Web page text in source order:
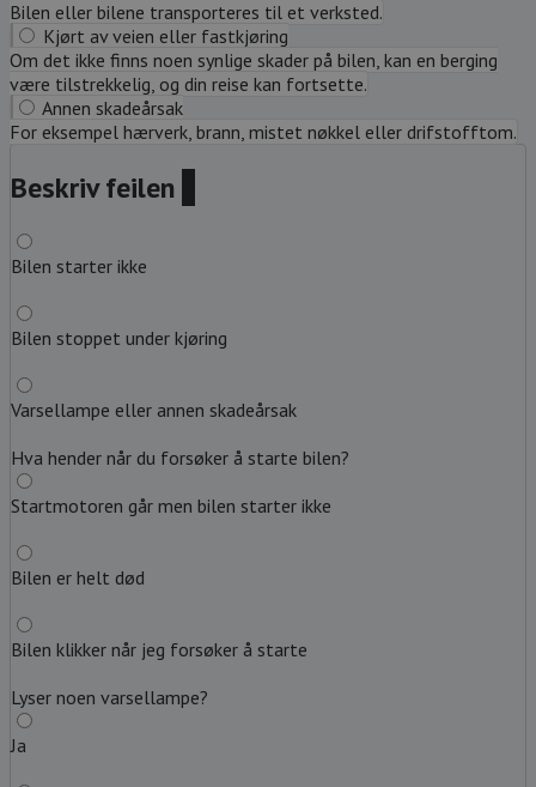
Bilen eller bilene transporteres til et verksted.
Kjørt av veien eller fastkjøring
Om det ikke finns noen synlige skader på bilen, kan en berging
være tilstrekkelig, og din reise kan fortsette.
Annen skadeårsak
For eksempel hærverk, brann, mistet nøkkel eller drifstofftom.
Beskriv feilen
Bilen starter ikke
Bilen stoppet under kjøring
Varsellampe eller annen skadeårsak
Hva hender når du forsøker å starte bilen?
Startmotoren går men bilen starter ikke
Bilen er helt død
Bilen klikker når jeg forsøker å starte
Lyser noen varsellampe?
Ja